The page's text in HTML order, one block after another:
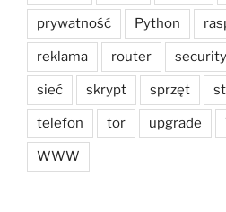
prywatność Python
reklama router security
sieć skrypt sprzęt
telefon tor upgrade
WWW